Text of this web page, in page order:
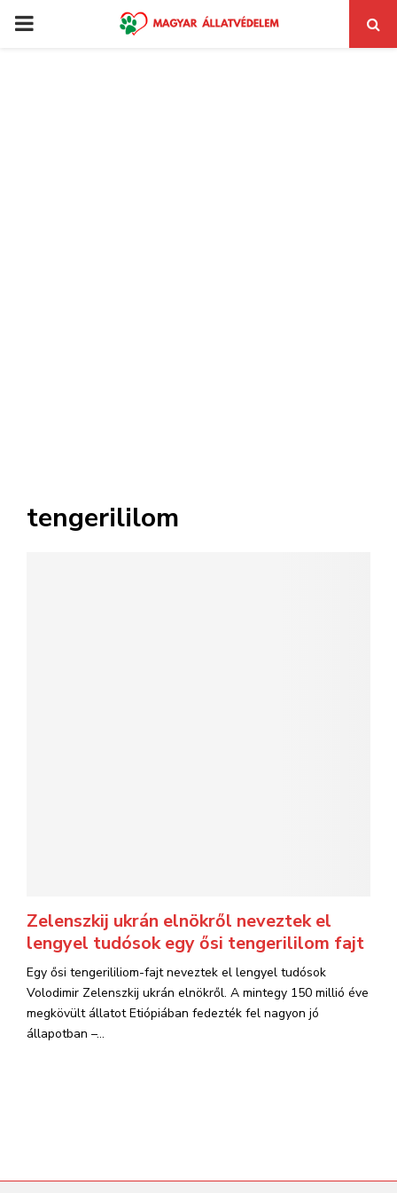
PRIMARY
tengerililom
Zelenszkij ukrán elnökről neveztek el
lengyel tudósok egy ősi tengerililom fajt
Egy ősi tengerililiom-fajt neveztek el lengyel tudósok
Volodimir Zelenszkij ukrán elnökről. A mintegy 150 millió éve
megkövült állatot Etiópiában fedezték fel nagyon jó
állapotban –...